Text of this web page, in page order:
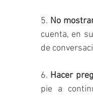
5. No
cuenta, en
de
6. Hacer
pie a